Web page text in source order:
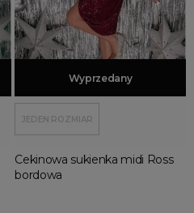
Dodaj do koszyka
Wyprzedany
JEDEN ROZMIAR
Cekinowa sukienka midi Ross
bordowa